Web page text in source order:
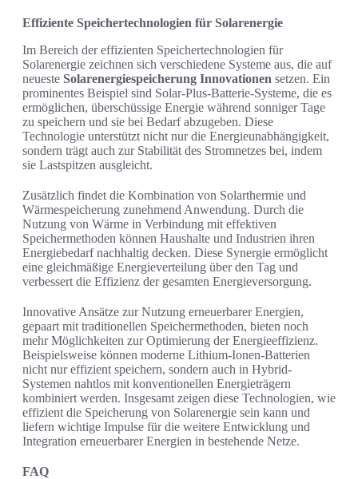
Effiziente Speichertechnologien für Solarenergie
Im Bereich der effizienten Speichertechnologien für
Solarenergie zeichnen sich verschiedene Systeme aus, die auf
neueste Solarenergiespeicherung Innovationen setzen. Ein
prominentes Beispiel sind Solar-Plus-Batterie-Systeme, die es
ermöglichen, überschüssige Energie während sonniger Tage
zu speichern und sie bei Bedarf abzugeben. Diese
Technologie unterstützt nicht nur die Energieunabhängigkeit,
sondern trägt auch zur Stabilität des Stromnetzes bei, indem
sie Lastspitzen ausgleicht.
Zusätzlich findet die Kombination von Solarthermie und
Wärmespeicherung zunehmend Anwendung. Durch die
Nutzung von Wärme in Verbindung mit effektiven
Speichermethoden können Haushalte und Industrien ihren
Energiebedarf nachhaltig decken. Diese Synergie ermöglicht
eine gleichmäßige Energieverteilung über den Tag und
verbessert die Effizienz der gesamten Energieversorgung.
Innovative Ansätze zur Nutzung erneuerbarer Energien,
gepaart mit traditionellen Speichermethoden, bieten noch
mehr Möglichkeiten zur Optimierung der Energieeffizienz.
Beispielsweise können moderne Lithium-Ionen-Batterien
nicht nur effizient speichern, sondern auch in Hybrid-
Systemen nahtlos mit konventionellen Energieträgern
kombiniert werden. Insgesamt zeigen diese Technologien, wie
effizient die Speicherung von Solarenergie sein kann und
liefern wichtige Impulse für die weitere Entwicklung und
Integration erneuerbarer Energien in bestehende Netze.
FAQ